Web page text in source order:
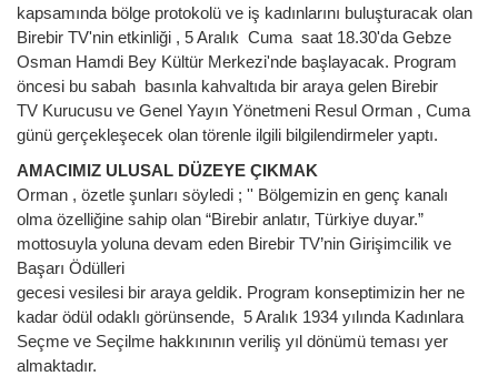
kapsamında bölge protokolü ve iş kadınlarını buluşturacak olan
Birebir TV'nin etkinliği , 5 Aralık Cuma saat 18.30'da Gebze
Osman Hamdi Bey Kültür Merkezi'nde başlayacak. Program
öncesi bu sabah basınla kahvaltıda bir araya gelen Birebir
TV Kurucusu ve Genel Yayın Yönetmeni Resul Orman , Cuma
günü gerçekleşecek olan törenle ilgili bilgilendirmeler yaptı.
AMACIMIZ ULUSAL DÜZEYE ÇIKMAK
Orman , özetle şunları söyledi ; '' Bölgemizin en genç kanalı
olma özelliğine sahip olan “Birebir anlatır, Türkiye duyar.”
mottosuyla yoluna devam eden Birebir TV’nin Girişimcilik ve
Başarı Ödülleri
gecesi vesilesi bir araya geldik. Program konseptimizin her ne
kadar ödül odaklı görünsende, 5 Aralık 1934 yılında Kadınlara
Seçme ve Seçilme hakkınının veriliş yıl dönümü teması yer
almaktadır.